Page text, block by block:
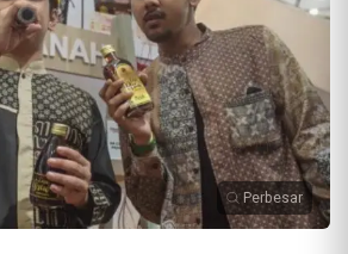
Perbesar